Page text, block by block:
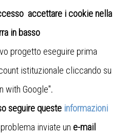
accettare i cookie nella
in basso
progetto eseguire prima
istituzionale cliccando su
with Google".
seguire queste informazioni
inviate un e-mail